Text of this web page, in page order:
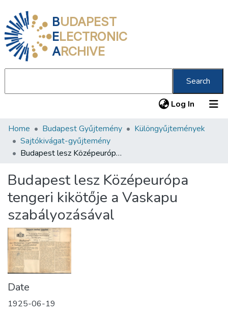
BUDAPEST
ELECTRONIC
ARCHIVE
Search
Log In (current)
Communities & Collections
All of DSpace
About us
Home Budapest Gyűjtemény
Különgyűjtemények
Sajtókivágat-gyűjtemény
Budapest lesz Középeurópa tengeri kikötője a Vaskapu szabályozásával
Budapest lesz Középeurópa
tengeri kikötője a Vaskapu
szabályozásával
Date
1925-06-19